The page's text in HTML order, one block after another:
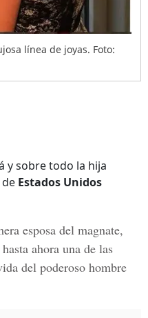
línea de joyas. Foto:
y sobre todo la hija
Estados Unidos
esposa del magnate,
ahora una de las
del poderoso hombre